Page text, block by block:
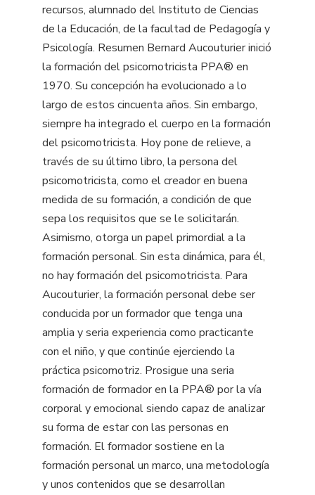
recursos, alumnado del Instituto de Ciencias
de la Educación, de la facultad de Pedagogía y
Psicología. Resumen Bernard Aucouturier inició
la formación del psicomotricista PPA® en
1970. Su concepción ha evolucionado a lo
largo de estos cincuenta años. Sin embargo,
siempre ha integrado el cuerpo en la formación
del psicomotricista. Hoy pone de relieve, a
través de su último libro, la persona del
psicomotricista, como el creador en buena
medida de su formación, a condición de que
sepa los requisitos que se le solicitarán.
Asimismo, otorga un papel primordial a la
formación personal. Sin esta dinámica, para él,
no hay formación del psicomotricista. Para
Aucouturier, la formación personal debe ser
conducida por un formador que tenga una
amplia y seria experiencia como practicante
con el niño, y que continúe ejerciendo la
práctica psicomotriz. Prosigue una seria
formación de formador en la PPA® por la vía
corporal y emocional siendo capaz de analizar
su forma de estar con las personas en
formación. El formador sostiene en la
formación personal un marco, una metodología
y unos contenidos que se desarrollan